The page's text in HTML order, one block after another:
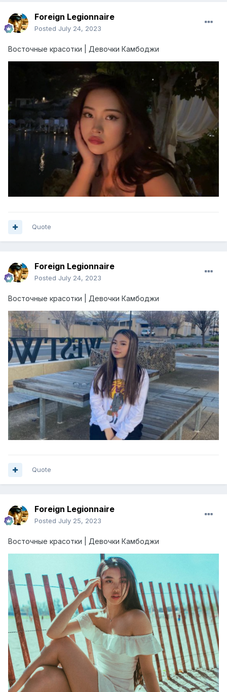
Foreign Legionnaire
Posted July 24, 2023
Восточные красотки | Девочки Камбоджи
Quote
Foreign Legionnaire
Posted July 24, 2023
Восточные красотки | Девочки Камбоджи
Quote
Foreign Legionnaire
Posted July 25, 2023
Восточные красотки | Девочки Камбоджи